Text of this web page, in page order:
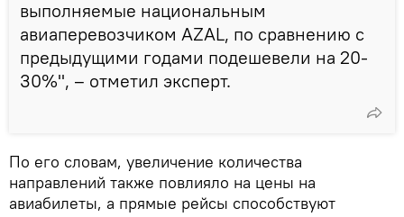
выполняемые национальным
авиаперевозчиком AZAL, по сравнению с
предыдущими годами подешевели на 20-
30%", – отметил эксперт.
По его словам, увеличение количества
направлений также повлияло на цены на
авиабилеты, а прямые рейсы способствуют